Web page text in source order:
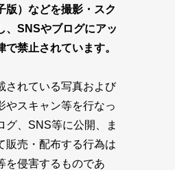
版）などを撮影・スク
、SNSやブログにアッ
で禁止されています。
されている写真および
やスキャン等を行なっ
グ、SNS等に公開、ま
販売・配布する行為は
を侵害するものであ